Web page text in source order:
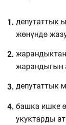
депутаттык
жөнүндө
жарандыгын
депутаттык
башка ишке
укуктарды